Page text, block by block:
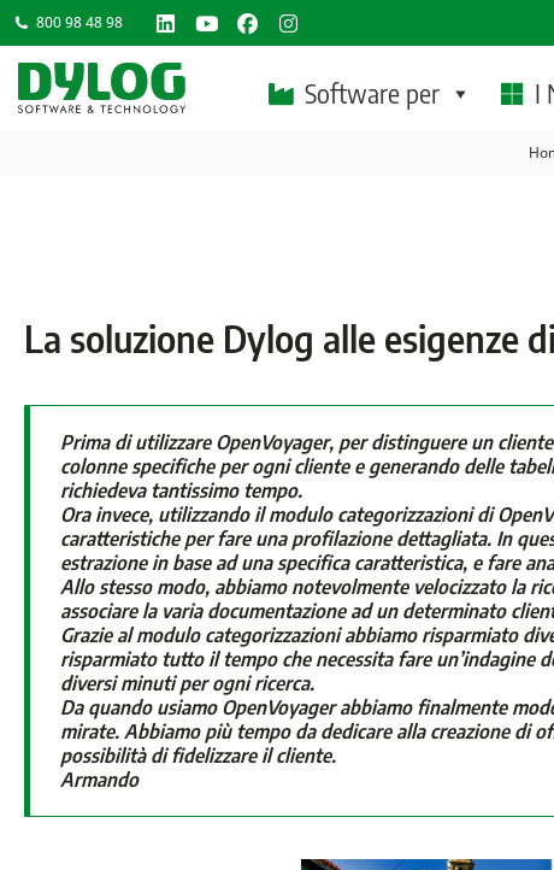
800 98 48 98
Linkedin
page
opens
YouTubeFacebook
page
opens
Instagram
opens
Software per I
La soluzione Dylog alle esigenze
Prima di utilizzare OpenVoyager, per distinguere un
colonne specifiche per ogni cliente e generando delle
richiedeva tantissimo tempo.
Ora invece, utilizzando il modulo categorizzazioni di
caratteristiche per fare una profilazione dettagliata. In
estrazione in base ad una specifica caratteristica, e fare
Allo stesso modo, abbiamo notevolmente velocizzato la
associare la varia documentazione ad un determinato
Grazie al modulo categorizzazioni abbiamo risparmiato
risparmiato tutto il tempo che necessita fare
diversi minuti per ogni ricerca.
Da quando usiamo OpenVoyager abbiamo finalmente
mirate. Abbiamo più tempo da dedicare alla creazione di
possibilità di fidelizzare il cliente.
Armando